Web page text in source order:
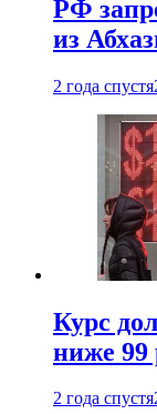
РФ
из
2 года спустя
Курс
ниже 99
2 года спустя